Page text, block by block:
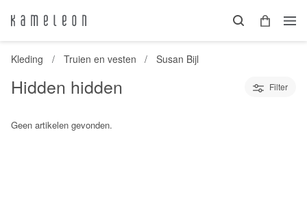
Kleding Truien en vesten Susan Bijl
Hidden hidden Filter
Geen artikelen gevonden.